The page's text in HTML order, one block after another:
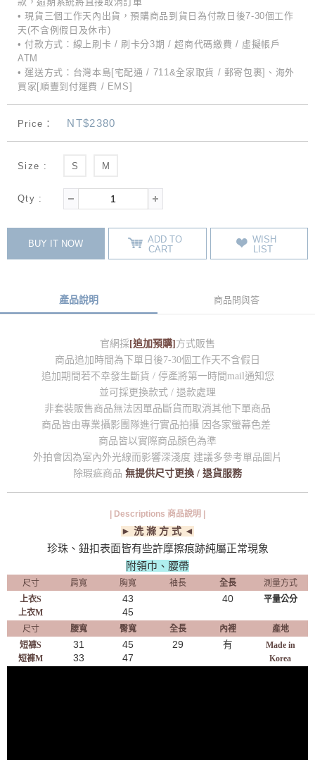
• 現貨三個工作天內出貨，預購商品到貨日為付款日後7-30個工作
天(不含例假日及休市)
• 付款方式：線上刷卡 / 刷卡分3期 / 超商代碼繳費 / 虛擬帳戶
ATM
• 運送方式：台灣本島[宅配通 / 711&全家取貨 / 郵寄包裹]、海外
買家[順豐到付運費 / EMS]
Price： NT$2380
Size : S M
Qty :
BUY IT NOW
ADD TO
CART
WISH
LIST
產品說明 商品問與答
官網採[追加預購]方式販售
商品追加時間為下單日後7-30個工作天不含假日
追加期間若不幸發生斷貨 / 停產將第一時間mail通知您
並可採更換款式 / 退款處理
非套裝販售商品無法因單品斷貨而取消其他下單商品
商品皆由專業攝影團隊進行實品拍攝 因各家螢幕色差
商品皆以實際商品顏色為準
外拍會因為室內外光線而影響深淺度 建議多參考單品圖片
除瑕疵商品 無提供尺寸更換 / 退貨服務
| Descriptions 商品說明 |
► 洗 滌 方 式 ◄
珍珠、鈕扣表面皆有些許摩擦痕跡純屬正常現象
附領巾、腰帶
尺寸 肩寬 胸寬 袖長 全長
測量方式
上衣S
上衣M
43
45
40 平量公分
尺寸 腰寬 臀寬 全長 內裡
產地
短褲S
短褲M
31
33
45
47
29 有
Made in
Korea